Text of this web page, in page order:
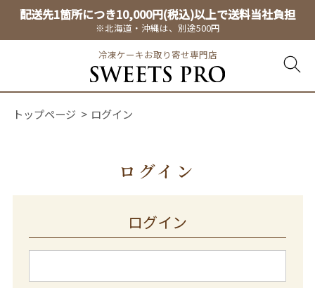
配送先1箇所につき10,000円(税込)以上で送料当社負担
※北海道・沖縄は、別途500円
冷凍ケーキお取り寄せ専門店
トップページ ログイン
ログイン
ログイン